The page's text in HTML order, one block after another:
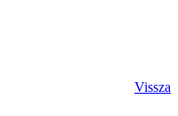
Vissza